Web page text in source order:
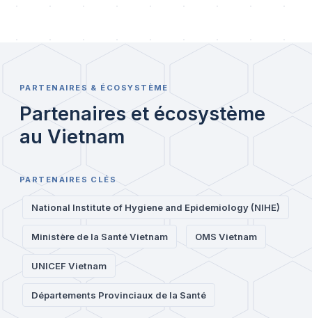
PARTENAIRES & ÉCOSYSTÈME
Partenaires et écosystème
au Vietnam
PARTENAIRES CLÉS
National Institute of Hygiene and Epidemiology (NIHE)
Ministère de la Santé Vietnam OMS Vietnam
UNICEF Vietnam
Départements Provinciaux de la Santé